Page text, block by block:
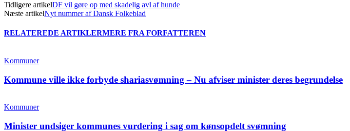
Tidligere artikelDF vil gøre op med skadelig avl af hunde
Næste artikelNyt nummer af Dansk Folkeblad
RELATEREDE ARTIKLERMERE FRA FORFATTEREN
Kommuner
Kommune ville ikke forbyde shariasvømning – Nu afviser minister deres begrundelse
Kommuner
Minister undsiger kommunes vurdering i sag om kønsopdelt svømning